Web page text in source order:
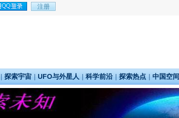
| 探索宇宙 | UFO与外星人 | 科学前沿 | 探索热点 | 中国空